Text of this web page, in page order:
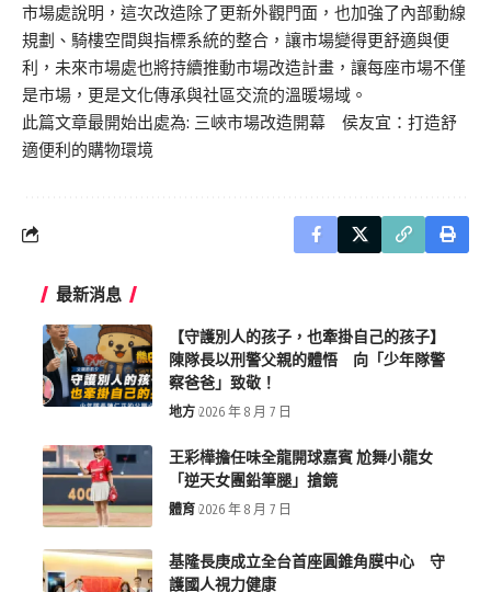
市場處說明，這次改造除了更新外觀門面，也加強了內部動線
規劃、騎樓空間與指標系統的整合，讓市場變得更舒適與便
利，未來市場處也將持續推動市場改造計畫，讓每座市場不僅
是市場，更是文化傳承與社區交流的溫暖場域。
此篇文章最開始出處為: 三峽市場改造開幕 侯友宜：打造舒
適便利的購物環境
最新消息
【守護別人的孩子，也牽掛自己的孩子】
陳隊長以刑警父親的體悟 向「少年隊警
察爸爸」致敬！
地方 2026 年 8 月 7 日
王彩樺擔任味全龍開球嘉賓 尬舞小龍女
「逆天女團鉛筆腿」搶鏡
體育 2026 年 8 月 7 日
基隆長庚成立全台首座圓錐角膜中心 守
護國人視力健康